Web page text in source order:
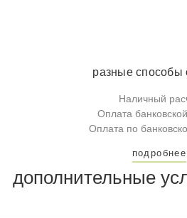
разные способы
Наличный
Оплата
Оплата по
подробнее
дополнительные